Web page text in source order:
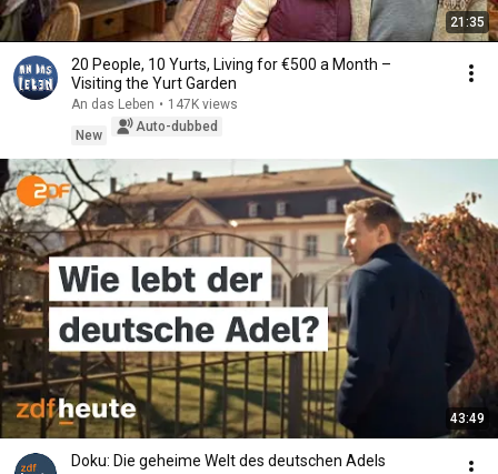
21:35
20 People, 10 Yurts, Living for €500 a Month –
Visiting the Yurt Garden
An das Leben • 147K views
New
Auto-dubbed
43:49
Doku: Die geheime Welt des deutschen Adels